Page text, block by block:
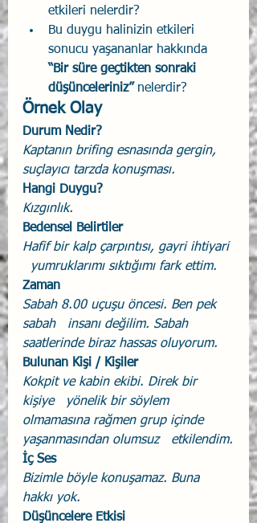
etkileri nelerdir?
Bu duygu halinizin etkileri
sonucu yaşananlar hakkında
“Bir süre geçtikten sonraki
düşünceleriniz” nelerdir?
Örnek Olay
Durum Nedir?
Kaptanın brifing esnasında gergin,
suçlayıcı tarzda konuşması.
Hangi Duygu?
Kızgınlık.
Bedensel Belirtiler
Hafif bir kalp çarpıntısı, gayri ihtiyari
  yumruklarımı sıktığımı fark ettim.
Zaman
Sabah 8.00 uçuşu öncesi. Ben pek
sabah   insanı değilim. Sabah
saatlerinde biraz hassas oluyorum.
Bulunan Kişi / Kişiler
Kokpit ve kabin ekibi. Direk bir
kişiye   yönelik bir söylem
olmamasına rağmen grup içinde
yaşanmasından olumsuz   etkilendim.
İç Ses
Bizimle böyle konuşamaz. Buna
hakkı yok.
Düşüncelere Etkisi